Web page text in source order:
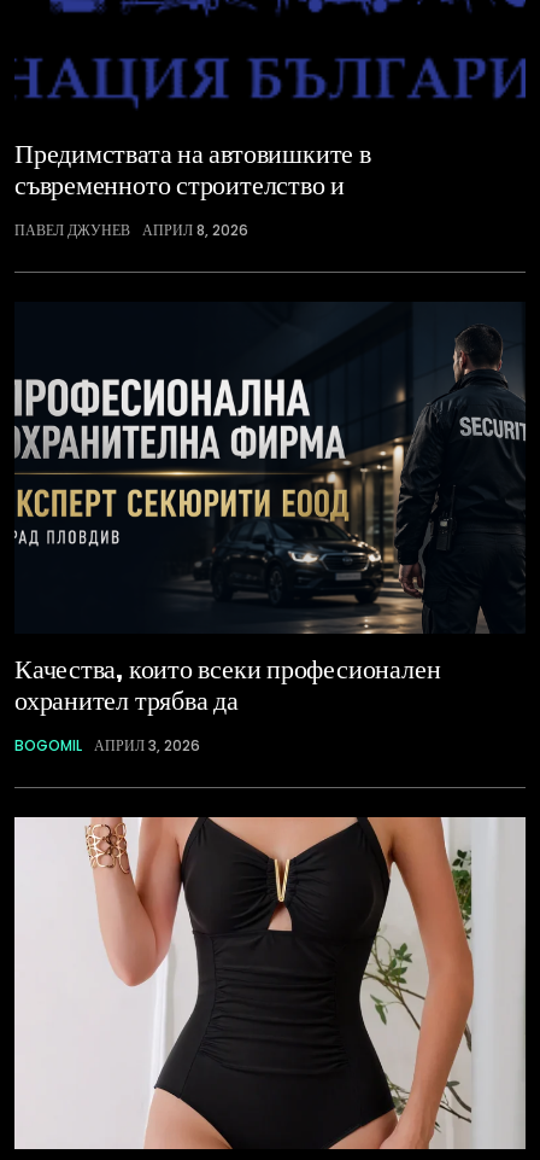
Предимствата на автовишките в
съвременното строителство и
ПАВЕЛ ДЖУНЕВ АПРИЛ 8, 2026
Качества, които всеки професионален
охранител трябва да
BOGOMIL АПРИЛ 3, 2026